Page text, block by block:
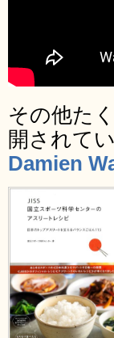
その他た
開されて
Damien